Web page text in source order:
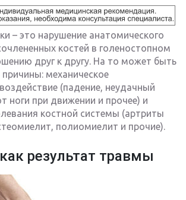
– это нарушение анатомического
костей в голеностопном
друг к другу. На то может быть
механическое
(падение, неудачный
ноги при движении и прочее) и
костной системы (артриты
полиомиелит и прочие).
результат травмы